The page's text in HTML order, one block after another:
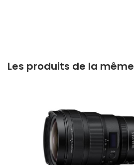
Les produits de la